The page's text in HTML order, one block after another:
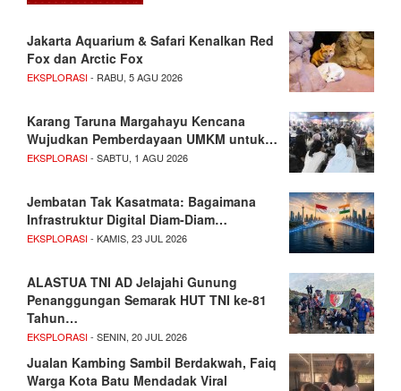
Jakarta Aquarium & Safari Kenalkan Red
Fox dan Arctic Fox
EKSPLORASI- RABU, 5 AGU 2026
Karang Taruna Margahayu Kencana
Wujudkan Pemberdayaan UMKM untuk…
EKSPLORASI- SABTU, 1 AGU 2026
Jembatan Tak Kasatmata: Bagaimana
Infrastruktur Digital Diam-Diam…
EKSPLORASI- KAMIS, 23 JUL 2026
ALASTUA TNI AD Jelajahi Gunung
Penanggungan Semarak HUT TNI ke-81
Tahun…
EKSPLORASI- SENIN, 20 JUL 2026
Jualan Kambing Sambil Berdakwah, Faiq
Warga Kota Batu Mendadak Viral